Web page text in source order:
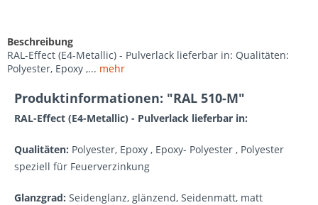
Beschreibung
RAL-Effect (E4-Metallic) - Pulverlack lieferbar in: Qualitäten:
Polyester, Epoxy ,... mehr
Produktinformationen: "RAL 510-M"
RAL-Effect (E4-Metallic) - Pulverlack lieferbar in:
Qualitäten: Polyester, Epoxy , Epoxy- Polyester , Polyester
speziell für Feuerverzinkung
Glanzgrad: Seidenglanz, glänzend, Seidenmatt, matt